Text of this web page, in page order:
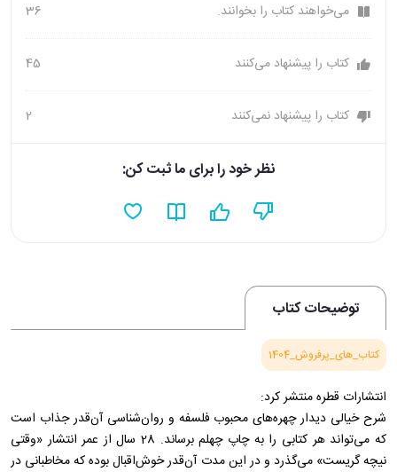
می‌خواهند کتاب را بخوانند. 36
کتاب را پیشنهاد می‌کنند 45
کتاب را پیشنهاد نمی‌کنند 2
نظر خود را برای ما ثبت کن:
توضیحات کتاب
کتاب_های_پرفروش_1404
انتشارات قطره منتشر کرد:
شرح خیالی دیدار چهره‌های محبوب فلسفه و روان‌شناسی آن‌قدر جذاب است
که می‌تواند هر کتابی را به چاپ چهلم برساند. 28 سال از عمر انتشار «وقتی
نیچه گریست» می‌گذرد و در این مدت آن‌قدر خوش‌اقبال بوده که مخاطبانی در